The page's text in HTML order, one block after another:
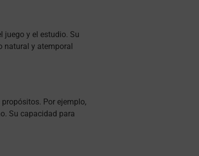
juego y el estudio. Su
natural y atemporal
Por ejemplo,
Su capacidad para